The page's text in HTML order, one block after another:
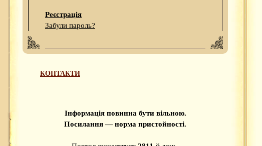
Реєстрація
Забули пароль?
КОНТАКТИ
Інформація повинна бути вільною.
Посилання — норма пристойності.